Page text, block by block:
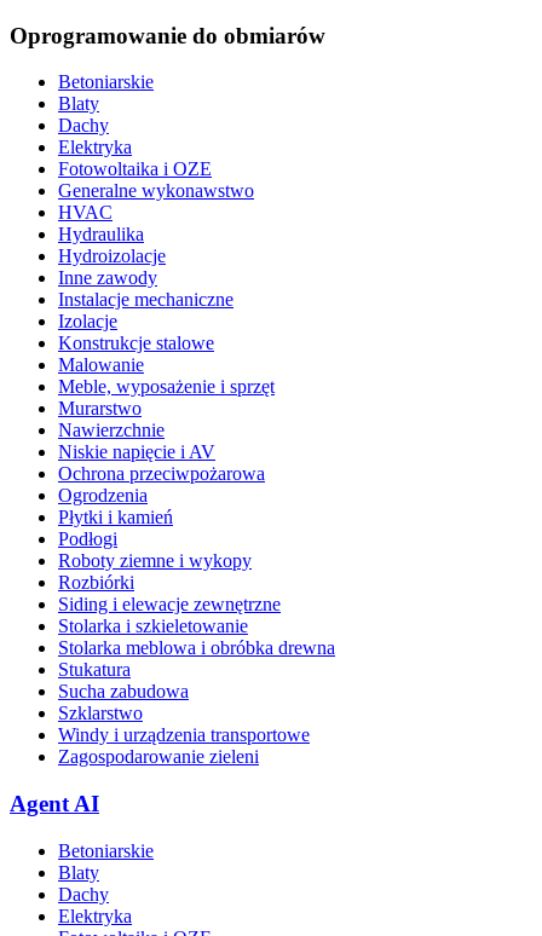
Oprogramowanie do obmiarów
Betoniarskie
Blaty
Dachy
Elektryka
Fotowoltaika i OZE
Generalne wykonawstwo
HVAC
Hydraulika
Hydroizolacje
Inne zawody
Instalacje mechaniczne
Izolacje
Konstrukcje stalowe
Malowanie
Meble, wyposażenie i sprzęt
Murarstwo
Nawierzchnie
Niskie napięcie i AV
Ochrona przeciwpożarowa
Ogrodzenia
Płytki i kamień
Podłogi
Roboty ziemne i wykopy
Rozbiórki
Siding i elewacje zewnętrzne
Stolarka i szkieletowanie
Stolarka meblowa i obróbka drewna
Stukatura
Sucha zabudowa
Szklarstwo
Windy i urządzenia transportowe
Zagospodarowanie zieleni
Agent AI
Betoniarskie
Blaty
Dachy
Elektryka